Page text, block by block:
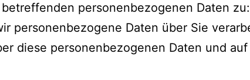
personenbezogenen Daten zu:
personenbezogene Daten über Sie
diese personenbezogenen Daten und